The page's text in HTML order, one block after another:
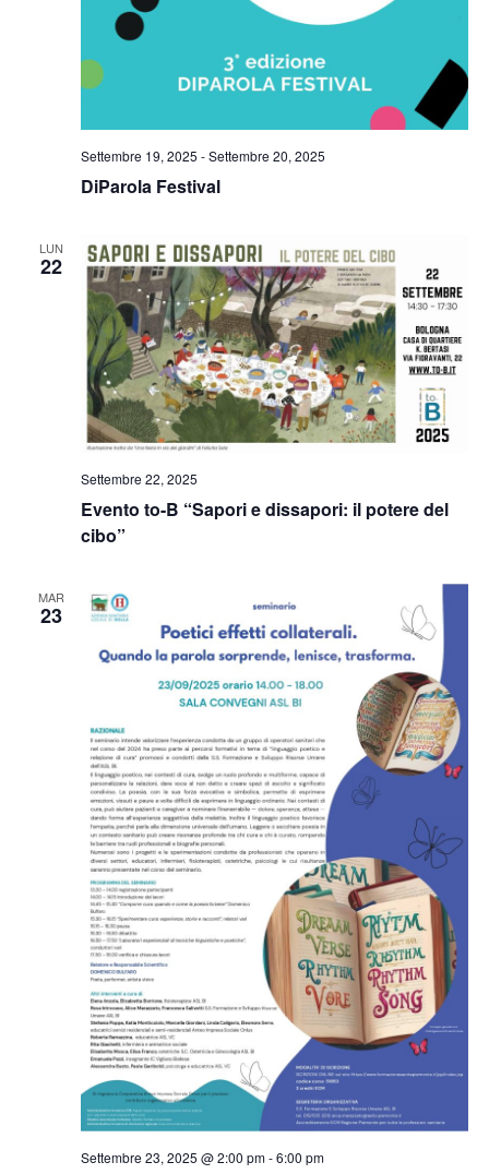
DiParola Festival
Settembre 19, 2025 -Settembre 20, 2025
LUN
22
Evento to-B “Sapori e dissapori: il potere del
cibo”
Settembre 22, 2025
MAR
23
Settembre 23, 2025 @ 2:00 pm-6:00 pm